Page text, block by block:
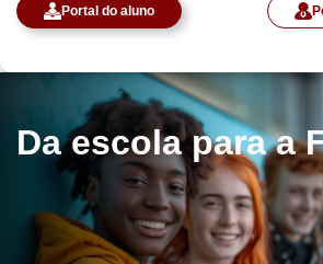
Portal do aluno
Da escola para a